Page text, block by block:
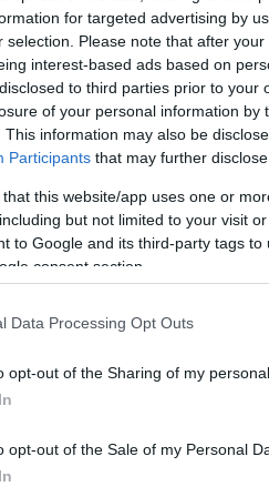
for targeted advertising by
selection. Please note that after
interest-based ads based on
to third parties prior to
of your personal information by
This information may also be
Participants that may further
that this website/app uses one or
but not limited to your visit
to Google and its third-party tags
consent section.
Data Processing Opt Outs
opt-out of the Sharing of my personal
opt-out of the Sale of my Personal
πολύ μέχρι να γράψω την
ένιωθε κάτι» είπε
υπάρχει κάτι ίδιο».